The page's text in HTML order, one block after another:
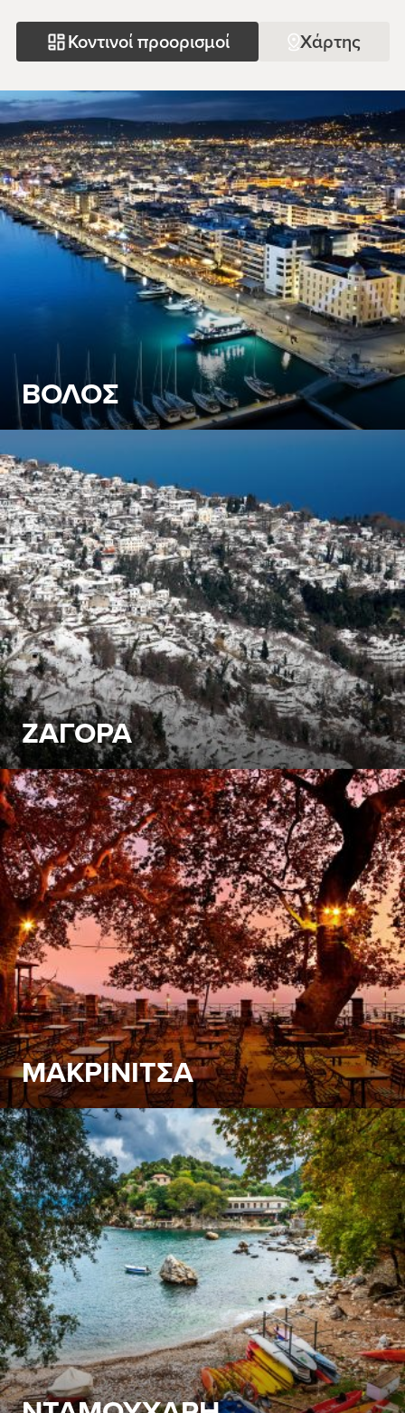
Κοντινοί προορισμοί Χάρτης
ΒΟΛΟΣ
Ο Βόλος είναι πολυπρόσωπος, αλλά όχι αντιφατικός.
ανοίγει την αγκαλιά του στην θάλασσα του Παγασητικού,
ενώ το «νέο» συνυπάρχει αρμονικά με το «παλιό»
Δείτε ΠερισσότεραΒΟΛΟΣ - Διαχρονικό λιμάνι
ΖΑΓΟΡΑ
Η Ζαγορά είναι ένα όμορφο και «ζωντανό» χωριό («4 σε
1»), με υπέροχα πηλιορείτικα αρχοντικά, πανέμορφες
εκκλησίες του 18ου αιώνα, γραφικά καλντερίμια, σκιερές
πλατείες και καταπληκτική θέα στο Αιγαίο Πέλαγος.
Δείτε ΠερισσότεραΖΑΓΟΡΑ - Πίσω από το Βουνό
ΜΑΚΡΙΝΙΤΣΑ
Είναι, ίσως, ο πιο εντυπωσιακός οικισμός του Πηλίου,
καθώς απλώνεται στην πλαγιά του βουνού, με την
υψομετρική διαφορά από το χαμηλότερο ως το
ψηλότερο σημείο της να φτάνει σχεδόν τα 500 μέτρα!
Δείτε ΠερισσότεραΜΑΚΡΙΝΙΤΣΑ - Πιείτε από τ’ «Αθάνατο Νερό»!